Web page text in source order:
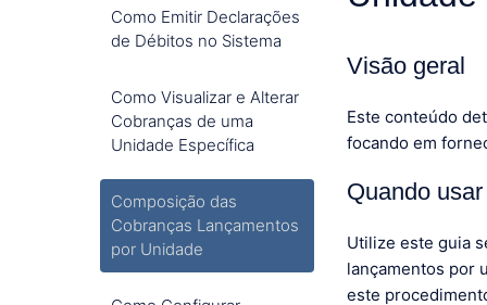
Como Emitir Declarações
de Débitos no Sistema
Como Visualizar e Alterar
Cobranças de uma
Unidade Específica
Composição das
Cobranças Lançamentos
por Unidade
Visão geral
Este conteúdo
focando em
Quando
Utilize este guia
lançamentos por
este